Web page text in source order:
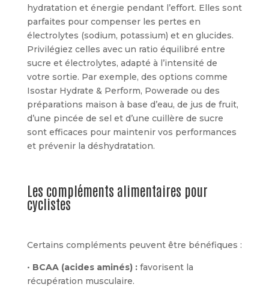
hydratation et énergie pendant l’effort. Elles sont
parfaites pour compenser les pertes en
électrolytes (sodium, potassium) et en glucides.
Privilégiez celles avec un ratio équilibré entre
sucre et électrolytes, adapté à l’intensité de
votre sortie. Par exemple, des options comme
Isostar Hydrate & Perform, Powerade ou des
préparations maison à base d’eau, de jus de fruit,
d’une pincée de sel et d’une cuillère de sucre
sont efficaces pour maintenir vos performances
et prévenir la déshydratation.
Les compléments alimentaires pour
cyclistes
Certains compléments peuvent être bénéfiques :
• BCAA (acides aminés) :favorisent la
récupération musculaire.